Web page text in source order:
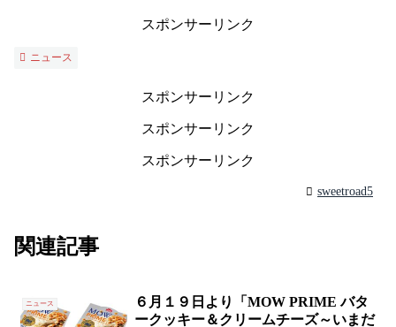
スポンサーリンク
ニュース
スポンサーリンク
スポンサーリンク
スポンサーリンク
sweetroad5
関連記事
ニュース
６月１９日より「MOW PRIME バタ
ークッキー＆クリームチーズ～いまだ